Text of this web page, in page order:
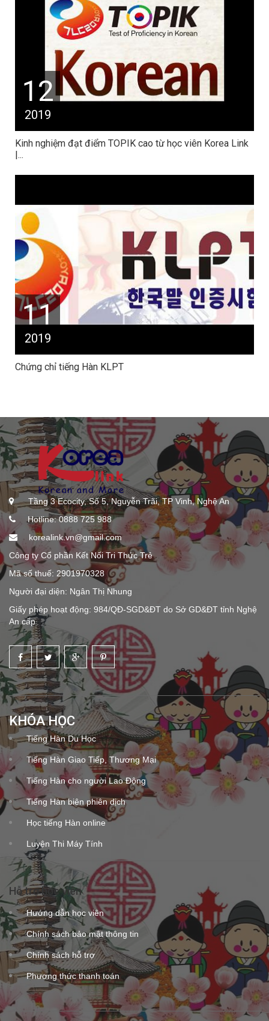
12
2019
Kinh nghiệm đạt điểm TOPIK cao từ học viên Korea Link
|...
11
2019
Chứng chỉ tiếng Hàn KLPT
Tầng 3 Ecocity, Số 5, Nguyễn Trãi, TP Vinh, Nghệ An
Hotline: 0888 725 988
korealink.vn@gmail.com
Công ty Cổ phần Kết Nối Tri Thức Trẻ
Mã số thuế: 2901970328
Người đại diện: Ngân Thị Nhung
Giấy phép hoạt động: 984/QĐ-SGD&ĐT do Sở GD&ĐT tỉnh Nghệ
An cấp
KHÓA HỌC
Tiếng Hàn Du Học
Tiếng Hàn Giao Tiếp, Thương Mại
Tiếng Hàn cho người Lao Động
Tiếng Hàn biên phiên dịch
Học tiếng Hàn online
Luyện Thi Máy Tính
Hỗ trợ học viên
Hướng dẫn học viên
Chính sách bảo mật thông tin
Chính sách hỗ trợ
Phương thức thanh toán